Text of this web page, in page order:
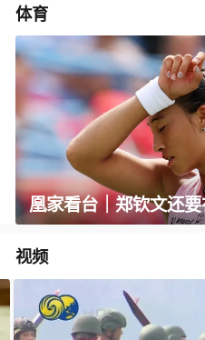
体育
凰家看台｜郑钦文还
视频